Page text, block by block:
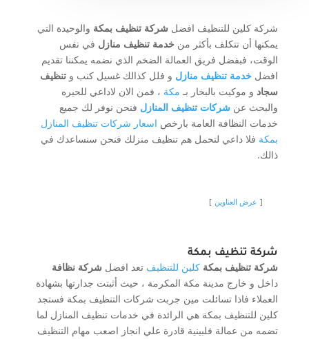
شركة كلين للتنظيف افضل شركة تنظيف بمكة والوحيدة التي
يمكنها أن تتكلف بأكثر من خدمة تنظيف منازل في نفس
الوقت، فبفضل فريق العمالة الضخم الذي نضمه يمكننا تقديم
افضل خدمة تنظيف منازل و فلل كذالك غسيل كنب و تنظيف
سجاد و موكيت بالبخار بـ مكة ، فمن الان لاداعي للحيره
والبحث عن شركات تنظيف المنازل فنحن نوفر لك جميع
خدمات النظافة العامة بارخص اسعار شركات تنظيف المنازل
بمكة فلا داعي لتحمل هم تنظيف منزلك فنحن سنساعدك في
ذالك.
عرض العناوين
شركة تنظيف بمكة
شركة تنظيف بمكة كلين للتنظيف تعد افضل شركة نظافة
داخل و خارج مدينة مكة المكرمة ، حيث أثبتت جدارتها بشهادة
العملاء فاذا تسائلت مين جربت شركات التنظيف بمكة فستجد
كلين للتنظيف بمكة هي الرائدة في خدمات تنظيف المنازل لما
تضمه من عمالة فلبينية قادرة علي انجاز اصعب مهام التنظيف